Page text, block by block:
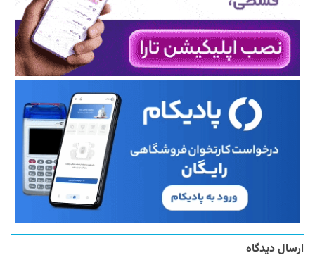
ارسال دیدگاه